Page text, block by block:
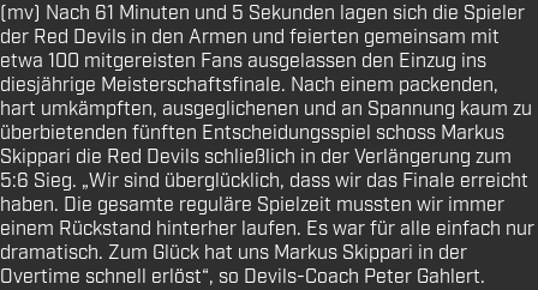
(mv) Nach 61 Minuten und 5 Sekunden lagen sich die Spieler
der Red Devils in den Armen und feierten gemeinsam mit
etwa 100 mitgereisten Fans ausgelassen den Einzug ins
diesjährige Meisterschaftsfinale. Nach einem packenden,
hart umkämpften, ausgeglichenen und an Spannung kaum zu
überbietenden fünften Entscheidungsspiel schoss Markus
Skippari die Red Devils schließlich in der Verlängerung zum
5:6 Sieg. „Wir sind überglücklich, dass wir das Finale erreicht
haben. Die gesamte reguläre Spielzeit mussten wir immer
einem Rückstand hinterher laufen. Es war für alle einfach nur
dramatisch. Zum Glück hat uns Markus Skippari in der
Overtime schnell erlöst“, so Devils-Coach Peter Gahlert.